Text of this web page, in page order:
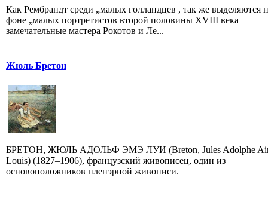
Как Рембрандт среди „малых голландцев , так же выделяются
фоне „малых портретистов второй половины XVIII века
замечательные мастера Рокотов и Ле...
Жюль Бретон
БРЕТОН, ЖЮЛЬ АДОЛЬФ ЭМЭ ЛУИ (Breton, Jules Adolphe
Louis) (1827–1906), французский живописец, один из
основоположников пленэрной живописи.